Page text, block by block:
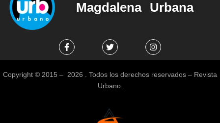
Magdalena Urbana
Copyright © 2015 – 2026 . Todos los derechos reservados – Revista
Urbano.